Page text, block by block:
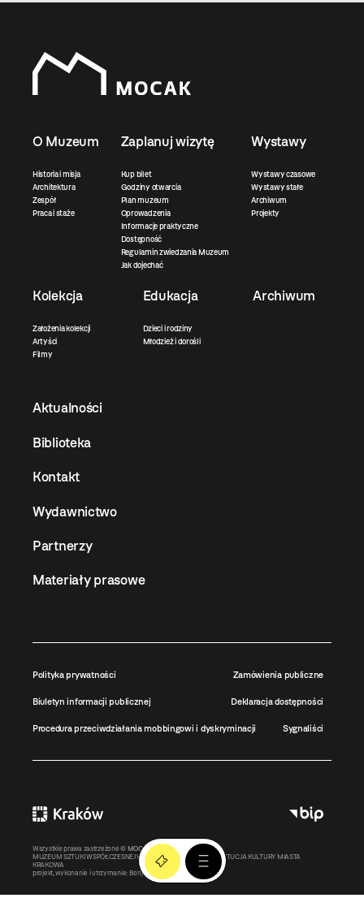
O Muzeum
Historia i misja
Architektura
Zespół
Praca i staże
Zaplanuj wizytę
Kup bilet
Godziny otwarcia
Plan muzeum
Oprowadzenia
Informacje praktyczne
Dostępność
Regulamin zwiedzania Muzeum
Jak dojechać
Wystawy
Wystawy czasowe
Wystawy stałe
Archiwum
Projekty
Kolekcja
Założenia kolekcji
Artyści
Filmy
Edukacja
Dzieci i rodziny
Młodzież i dorośli
Archiwum
Aktualności
Biblioteka
Kontakt
Wydawnictwo
Partnerzy
Materiały prasowe
Polityka prywatności Zamówienia publiczne
Biuletyn informacji publicznej Deklaracja dostępności
Procedura przeciwdziałania mobbingowi i dyskryminacji Sygnaliści
Wszystkie prawa zastrzeżone © MOCAK2011-2026
MUZEUM SZTUKI WSPÓŁCZESNEJ W KRAKOWIE MOCAK – INSTYTUCJA KULTURY MIASTA
KRAKOWA
projekt, wykonanie i utrzymanie: Bonjour.pl